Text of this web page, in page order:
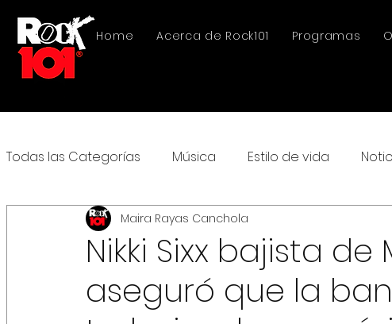
Home Acerca de Rock101 Programas
Todas las Categorías Música Estilo de vida
Nikki Sixx bajista de
aseguró que la
Maira Rayas Canchola